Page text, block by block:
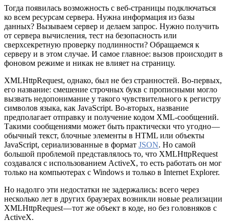
Тогда появилась возможность с веб-страницы подключаться
ко всем ресурсам сервера. Нужна информация из базы
данных? Вызываем сервер и делаем запрос. Нужно получить
от сервера вычисления, тест на безопасность или
сверхсекретную проверку подлинности? Обращаемся к
серверу и в этом случае. И самое главное: вызов происходит в
фоновом режиме и никак не влияет на страницу.
XMLHttpRequest, однако, был не без странностей. Во-первых,
его название: смешение строчных букв с прописными могло
вызвать недопонимание у такого чувствительного к регистру
символов языка, как JavaScript. Во-вторых, название
предполагает отправку и получение кодом XML-сообщений.
Такими сообщениями может быть практически что угодно —
обычный текст, блочные элементы в HTML или объекты
JavaScript, сериализованные в формат JSON. Но самой
большой проблемой представлялось то, что XMLHttpRequest
создавался с использованием ActiveX, то есть работать он мог
только на компьютерах с Windows и только в Internet Explorer.
Но надолго эти недостатки не задержались: всего через
несколько лет в других браузерах возникли новые реализации
XMLHttpRequest — тот же объект в коде, но без головняков с
ActiveX.